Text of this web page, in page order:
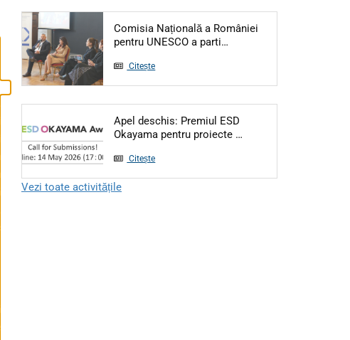
Comisia Națională a României
pentru UNESCO a parti…
Citește
Apel deschis: Premiul ESD
Okayama pentru proiecte …
Citește
Vezi toate activitățile